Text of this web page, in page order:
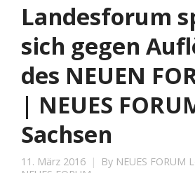
Landesforum
sich gegen
des NEUEN
| NEUES
Sachsen
11. März 2016 By NEUES FORUM